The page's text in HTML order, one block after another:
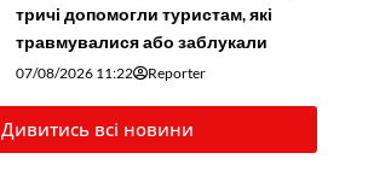
тричі допомогли туристам, які
травмувалися або заблукали
07/08/2026 11:22 Reporter
Дивитись всі новини